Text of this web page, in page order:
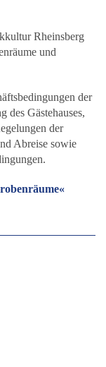
Rheinsberg
und
der
Gästehauses,
der
Abreise sowie